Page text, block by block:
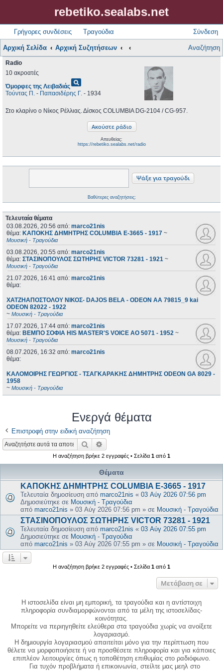
rebetiko.sealabs.net
Γρήγορες συνδέσεις Τραγούδια Σύνδεση
Αρχική Σελίδα Αρχική Συζητήσεων Αναζήτηση
Radio
10 ακροατές
Όμορφες της Λειβαδιάςpageview
Τούντας Π. - Παπασιδέρης Γ. - 1934
Στο κλαρίνο ο Νίκος Ρέλλιας. Δίσκος COLUMBIA DG-2104 / CG-957.
Απευθείας:
https://rebetiko.sealabs.net/radio
Βαθύτερες αναζητήσεις;
Τελευταία θέματα
03.08.2026, 20:56 από: marco21nis
θέμα: ΚΑΠΟΚΗΣ ΔΗΜΗΤΡΗΣ COLUMBIA E-3665 - 1917 ~
Μουσική - Τραγούδια
03.08.2026, 20:55 από: marco21nis
θέμα: ΣΤΑΣΙΝΟΠΟΥΛΟΣ ΣΩΤΗΡΗΣ VICTOR 73281 - 1921 ~
Μουσική - Τραγούδια
21.07.2026, 16:41 από: marco21nis
θέμα:
ΧΑΤΖΗΑΠΟΣΤΟΛΟΥ ΝΙΚΟΣ- DAJOS BELA - ODEON AA 79815_9 kai
ODEON 82022 - 1922
~ Μουσική - Τραγούδια
17.07.2026, 17:44 από: marco21nis
θέμα: ΒΕΜΠΟ ΣΟΦΙΑ HIS MASTER'S VOICE AO 5071 - 1952 ~
Μουσική - Τραγούδια
08.07.2026, 16:32 από: marco21nis
θέμα:
ΚΑΛΟΜΟΙΡΗΣ ΓΕΩΡΓΙΟΣ - ΤΣΑΓΚΑΡΑΚΗΣ ΔΗΜΗΤΡΗΣ ODEON GA 8029 -
1958
~ Μουσική - Τραγούδια
Ενεργά θέματα
Επιστροφή στην ειδική αναζήτηση
Αναζήτηση
Η αναζήτηση βρήκε 2 εγγραφές • Σελίδα 1 από 1
Θέματα
ΚΑΠΟΚΗΣ ΔΗΜΗΤΡΗΣ COLUMBIA E-3665 - 1917
Τελευταία δημοσίευση από marco21nis « 03 Αύγ 2026 07:56 pm
Δημοσιεύτηκε σε Μουσική - Τραγούδια
από marco21nis » 03 Αύγ 2026 07:56 pm » σε Μουσική - Τραγούδια
ΣΤΑΣΙΝΟΠΟΥΛΟΣ ΣΩΤΗΡΗΣ VICTOR 73281 - 1921
Τελευταία δημοσίευση από marco21nis « 03 Αύγ 2026 07:55 pm
Δημοσιεύτηκε σε Μουσική - Τραγούδια
από marco21nis » 03 Αύγ 2026 07:55 pm » σε Μουσική - Τραγούδια
Η αναζήτηση βρήκε 2 εγγραφές • Σελίδα 1 από 1
Μετάβαση σε
Η ιστοσελίδα είναι μη εμπορική, τα τραγούδια και η αντίστοιχη
πληροφορία συνδιαμορφώνονται από τα μέλη της ιστοσελίδας-
κοινότητας.
Μπορείτε να περιηγηθείτε ελεύθερα στα τραγούδια χωρίς να ανοίξετε
λογαριασμό.
Η δημιουργία λογαριασμού απαιτείται μόνο για την περίπτωση που
θέλετε να μορφοποιήσετε ή να προσθέσετε πληροφορία και για κάποιες
επιπλέον λειτουργίες όπως η τοποθέτηση επιθυμίας στο ραδιόφωνο.
Για τυχόν προβλήματα ή επικοινωνία, στείλτε μας μεηλ στο